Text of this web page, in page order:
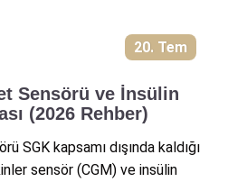
20. Tem
Sensörü ve İnsülin
(2026 Rehber)
SGK kapsamı dışında kaldığı
sensör (CGM) ve insülin